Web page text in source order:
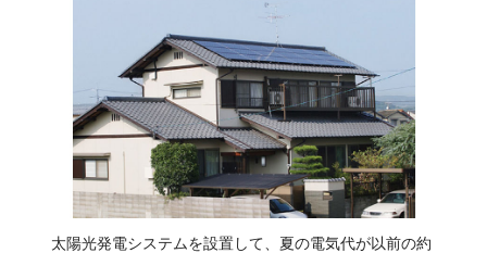
太陽光発電システムを設置して、夏の電気代が以前の約